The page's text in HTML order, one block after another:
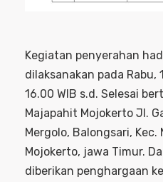
Kegiatan penyerahan
dilaksanakan pada Rabu,
16.00 WIB s.d. Selesai
Majapahit Mojokerto Jl.
Mergolo, Balongsari, Kec.
Mojokerto, jawa Timur.
diberikan penghargaan